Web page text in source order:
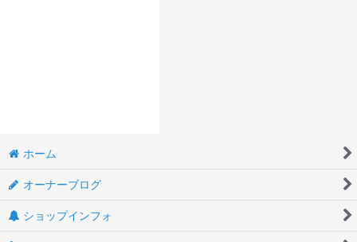
ホーム
オーナーブログ
ショップインフォ